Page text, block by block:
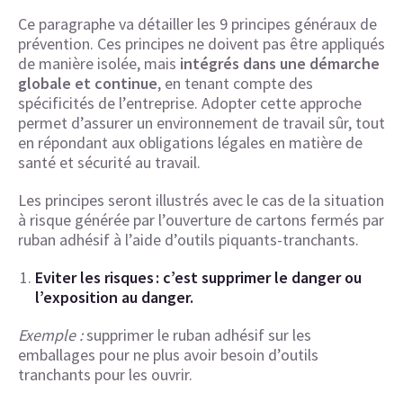
Ce paragraphe va détailler les 9 principes généraux de
prévention. Ces principes ne doivent pas être appliqués
de manière isolée, mais intégrés dans une démarche
globale et continue, en tenant compte des
spécificités de l’entreprise. Adopter cette approche
permet d’assurer un environnement de travail sûr, tout
en répondant aux obligations légales en matière de
santé et sécurité au travail.
Les principes seront illustrés avec le cas de la situation
à risque générée par l’ouverture de cartons fermés par
ruban adhésif à l’aide d’outils piquants-tranchants.
Eviter les risques : c’est supprimer le danger ou
l’exposition au danger.
Exemple :supprimer le ruban adhésif sur les
emballages pour ne plus avoir besoin d’outils
tranchants pour les ouvrir.